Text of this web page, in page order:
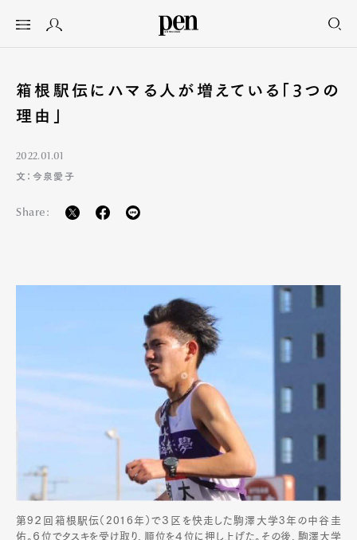
箱根駅伝にハマる人が増えている「3つの
理由」
2022.01.01
文：今泉愛子
Share:
第9２回箱根駅伝（2016年）で３区を快走した駒澤大学3年の中谷圭
佑。６位でタスキを受け取り、順位を４位に押し上げた。その後、駒澤大学